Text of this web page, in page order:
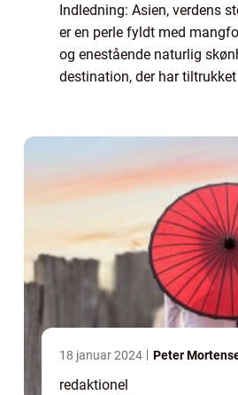
Indledning: Asien, verdens
er en perle fyldt med
og enestående naturlig
destination, der har
18 januar 2024 Peter
redaktionel